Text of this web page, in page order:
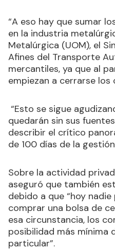
“A eso hay que sumar
en la industria
Metalúrgica (UOM), el
Afines del Transporte
mercantiles, ya que al
empiezan a cerrarse los
“Esto se sigue
quedarán sin sus
describir el crítico
de 100 días de la
Sobre la actividad
aseguró que también
debido a que “hoy
comprar una bolsa de
esa circunstancia, los
posibilidad más mínima
particular”.